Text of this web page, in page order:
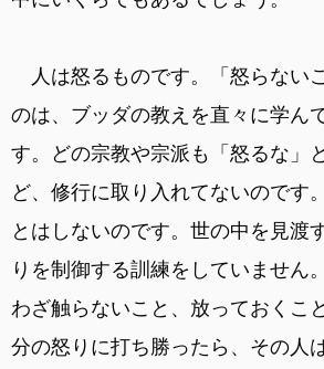
人は怒るものです。「怒らない
のは、ブッダの教えを直々に学ん
す。どの宗教や宗派も「怒るな」
ど、修行に取り入れてないのです
とはしないのです。世の中を見渡
りを制御する訓練をしていません
わざ触らないこと、放っておくこ
分の怒りに打ち勝ったら、その人